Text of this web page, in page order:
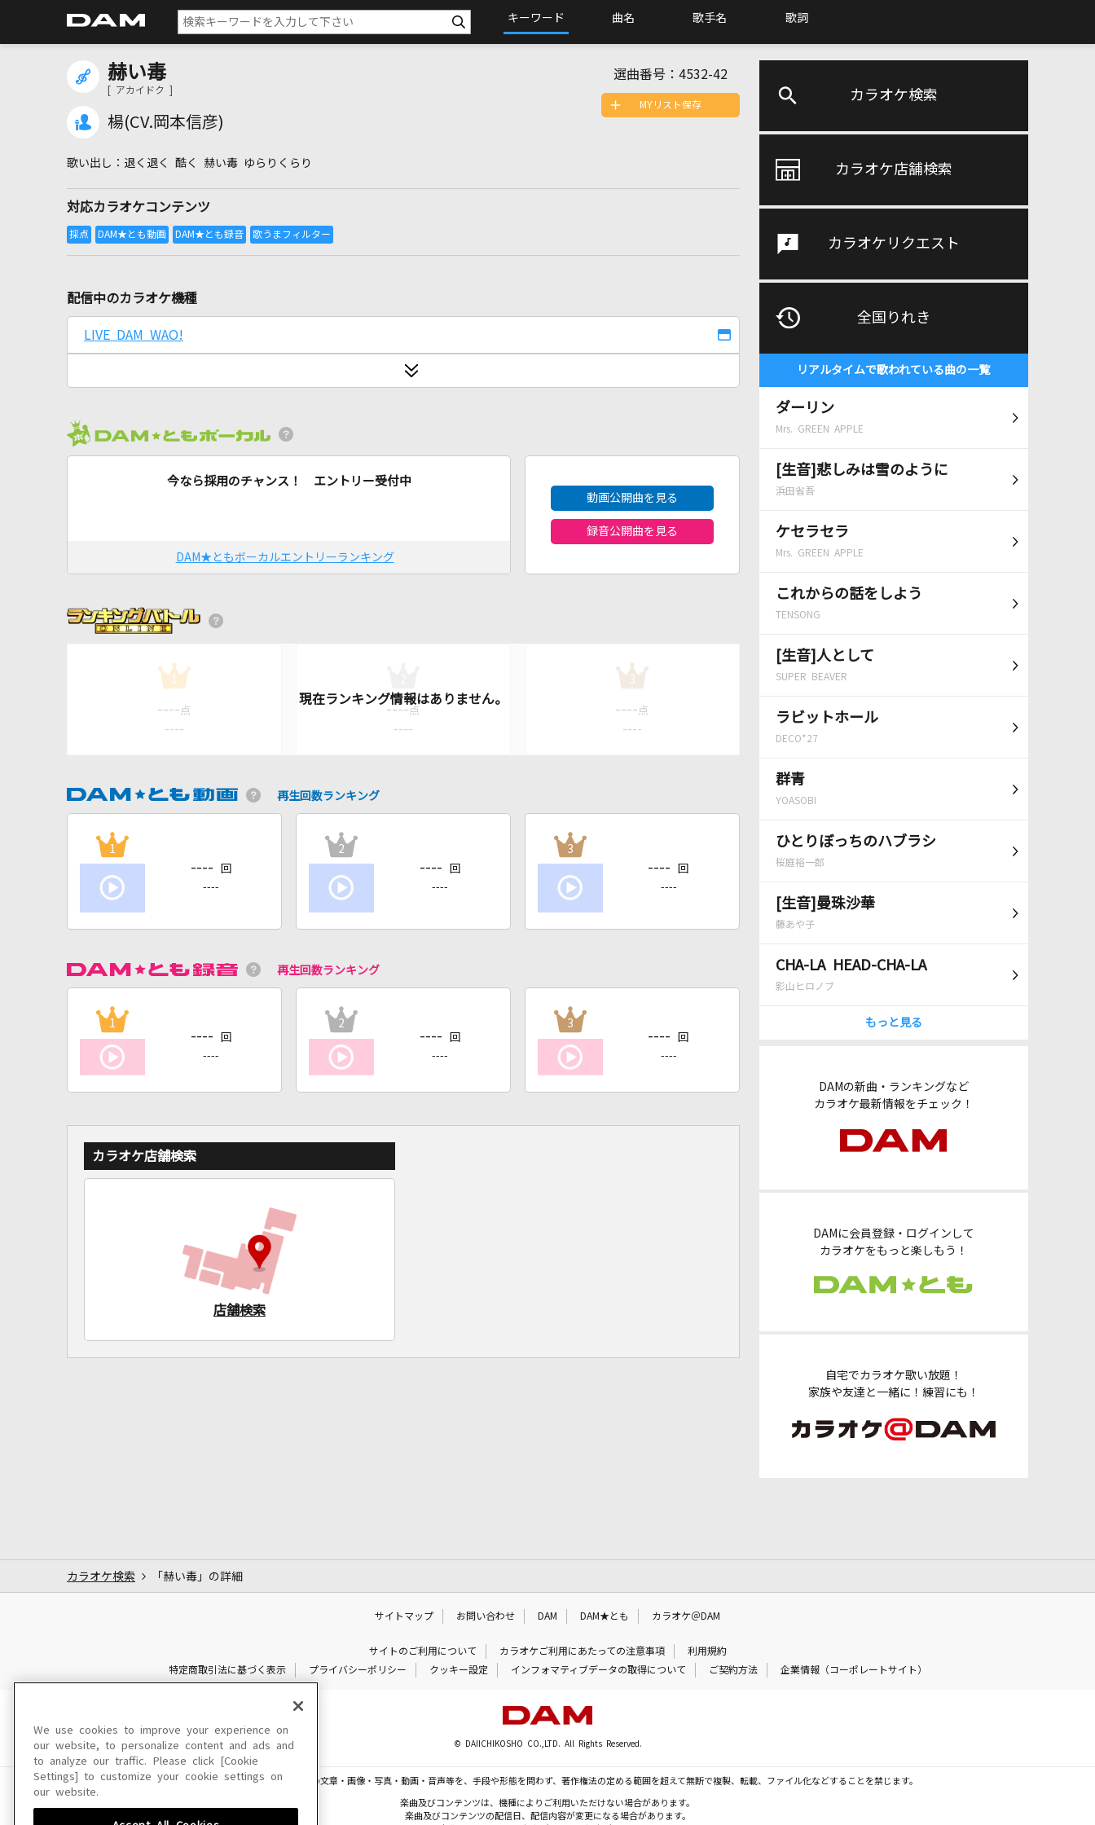
キーワード 曲名 歌手名 歌詞
カラオケ検索
カラオケ店舗検索
カラオケリクエスト
全国りれき
リアルタイムで歌われている曲の一覧
ダーリン
Mrs. GREEN APPLE
[生音]悲しみは雪のように
浜田省吾
ケセラセラ
Mrs. GREEN APPLE
これからの話をしよう
TENSONG
[生音]人として
SUPER BEAVER
ラビットホール
DECO*27
群青
YOASOBI
ひとりぼっちのハブラシ
桜庭裕一郎
[生音]曼珠沙華
藤あや子
CHA-LA HEAD-CHA-LA
影山ヒロノブ
もっと見る
DAMの新曲・ランキングなど
カラオケ最新情報をチェック！
DAMに会員登録・ログインして
カラオケをもっと楽しもう！
自宅でカラオケ歌い放題！
家族や友達と一緒に！練習にも！
赫い毒
[ アカイドク ]
楊(CV.岡本信彦)
選曲番号： 4532-42
退く退く 酷く 赫い毒 ゆらりくらり
対応カラオケコンテンツ
MYリスト保存
配信中のカラオケ機種
LIVE DAM WAO!
今なら採用のチャンス！ エントリー受付中
DAM★ともボーカルエントリーランキング
動画公開曲を見る
録音公開曲を見る
1
---- 点
----
---- 点
----
3
---- 点
----
再生回数ランキング
1
---- 回
----
2
---- 回
----
3
---- 回
----
再生回数ランキング
1
---- 回
----
2
---- 回
----
3
---- 回
----
カラオケ店舗検索
店舗検索
カラオケ検索 「赫い毒」の詳細
サイトマップ お問い合わせ DAM DAM★とも カラオケ＠DAM
サイトのご利用について カラオケご利用にあたっての注意事項
利用規約
特定商取引法に基づく表示
プライバシーポリシー クッキー設定 インフォマティブデータの取得について ご契約方法 企業情報（コーポレートサイト）
© DAIICHIKOSHO CO.,LTD. All Rights Reserved.
このサイトに掲載されている一切の文章・画像・写真・動画・音声等を、手段や形態を問わず、著作権法の定める範囲を超えて無断で複製、転載、ファイル化などすることを禁じます。
楽曲及びコンテンツは、機種によりご利用いただけない場合があります。
楽曲及びコンテンツの配信日、配信内容が変更になる場合があります。
We use cookies to improve your experience on
our website, to personalize content and ads and
to analyze our traffic. Please click [Cookie
Settings] to customize your cookie settings on
our website.